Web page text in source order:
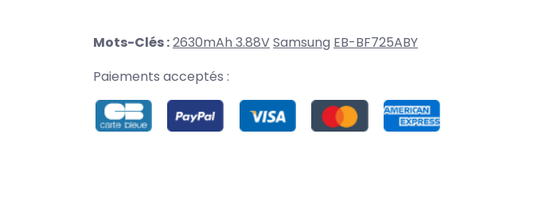
Mots-Clés :2630mAh 3.88VSamsung EB-BF725ABY
Paiements acceptés :